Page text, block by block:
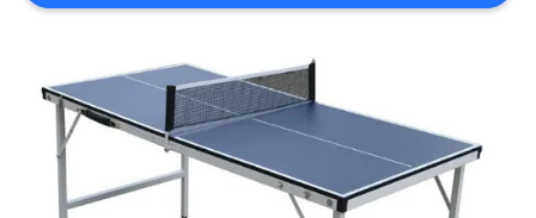
OFFERTE
SITEMAP